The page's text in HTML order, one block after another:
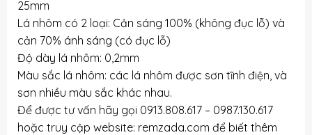
25mm
Lá nhôm có 2 loại: Cản sáng 100% (không đục lỗ) và
cản 70% ánh sáng (có đục lỗ)
Độ dày lá nhôm: 0,2mm
Màu sắc lá nhôm: các lá nhôm được sơn tĩnh điện, và
sơn nhiều màu sắc khác nhau.
Để được tư vấn hãy gọi 0913.808.617 – 0987.130.617
hoặc truy cập website: remzada.com để biết thêm